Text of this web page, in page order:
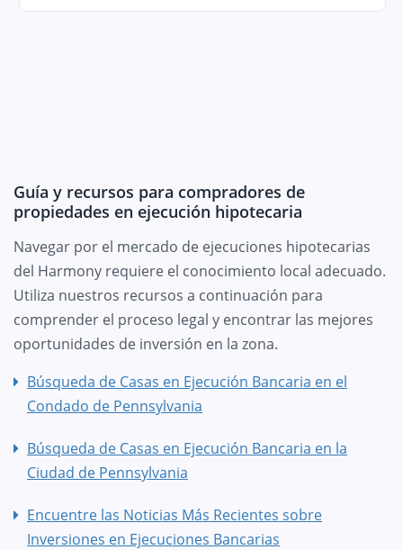
Guía y recursos para compradores de
propiedades en ejecución hipotecaria
Navegar por el mercado de ejecuciones hipotecarias
del Harmony requiere el conocimiento local adecuado.
Utiliza nuestros recursos a continuación para
comprender el proceso legal y encontrar las mejores
oportunidades de inversión en la zona.
Búsqueda de Casas en Ejecución Bancaria en el
Condado de Pennsylvania
Búsqueda de Casas en Ejecución Bancaria en la
Ciudad de Pennsylvania
Encuentre las Noticias Más Recientes sobre
Inversiones en Ejecuciones Bancarias